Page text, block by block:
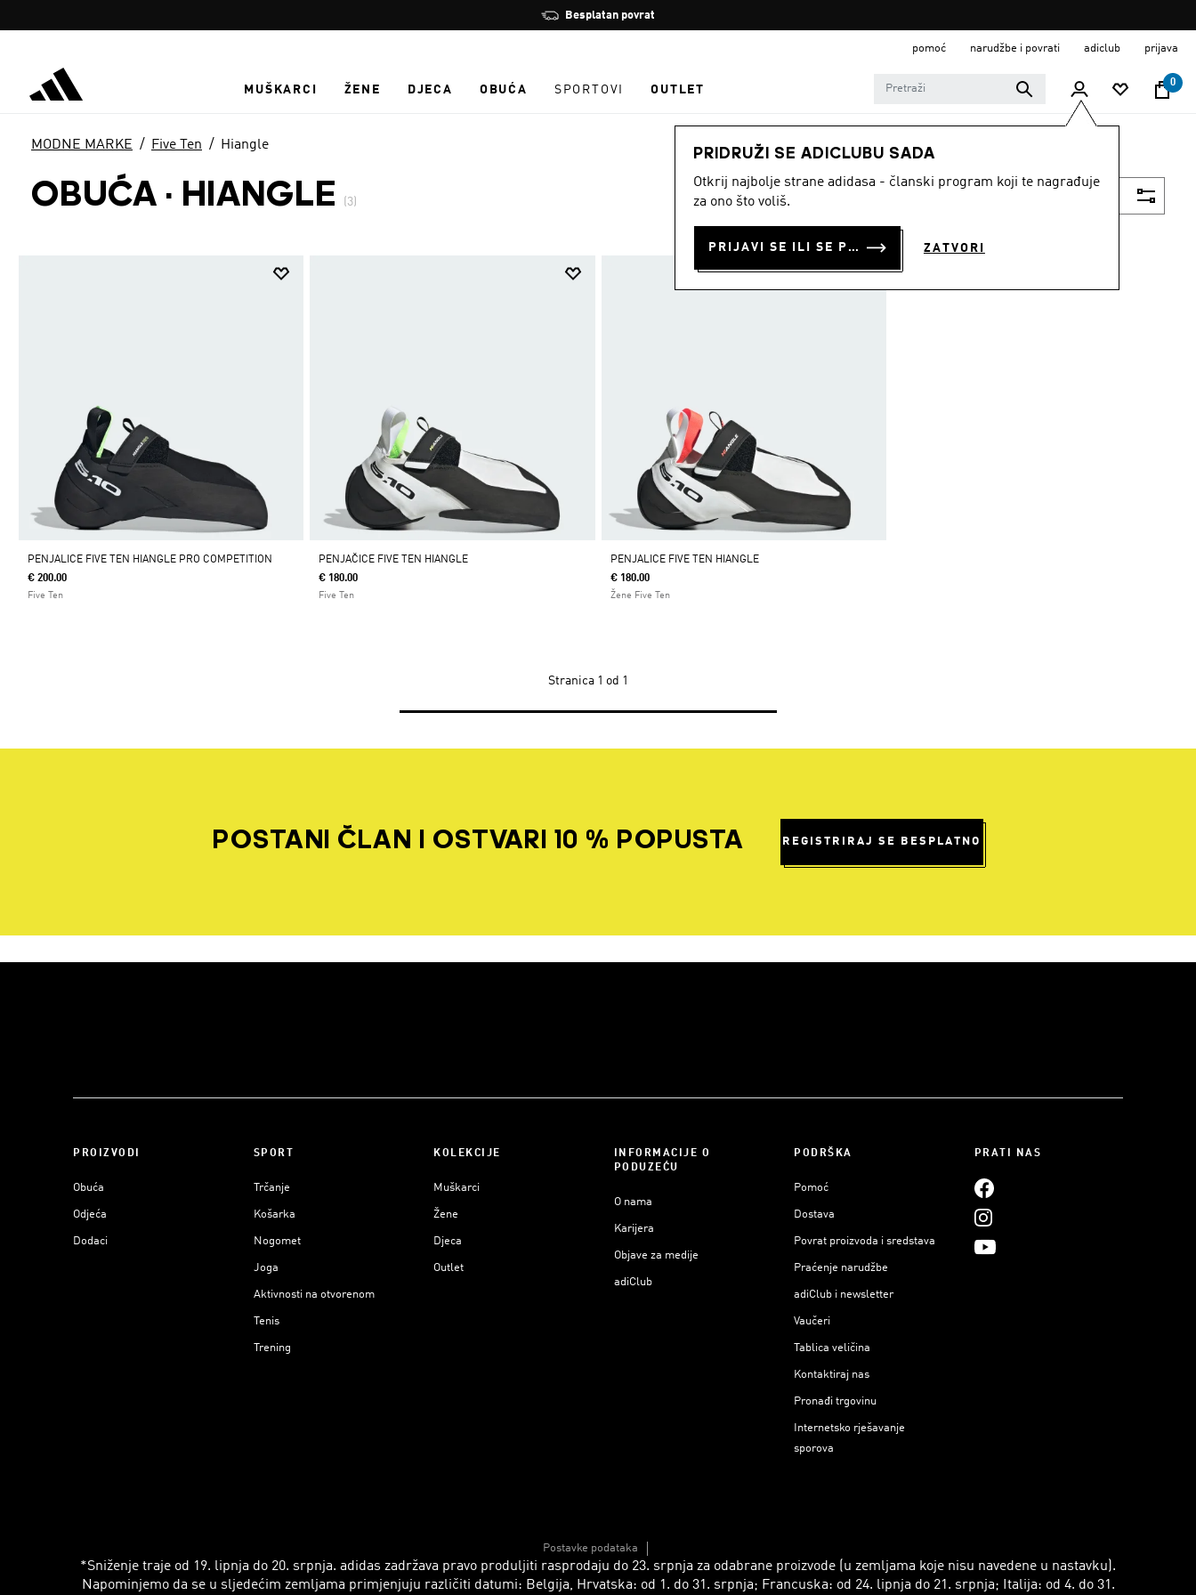
Zaustavi
rotaciju
Besplatan povrat
pomoć narudžbe i povrati adiclub prijava
MUŠKARCI ŽENE DJECA OBUĆA SPORTOVI OUTLET
0
PRIDRUŽI SE ADICLUBU SADA
Otkrij najbolje strane adidasa - članski program koji te nagrađuje
za ono što voliš.
PRIJAVI SE ILI SE PRIDRUŽI SADA ZATVORI
MODNE MARKE Five Ten Hiangle
OBUĆA · HIANGLE (3)
PENJALICE FIVE TEN HIANGLE PRO COMPETITION
€ 200.00
Five Ten
PENJAČICE FIVE TEN HIANGLE
€ 180.00
Five Ten
PENJALICE FIVE TEN HIANGLE
€ 180.00
Žene Five Ten
Stranica 1 od 1
POSTANI ČLAN I OSTVARI 10 % POPUSTA REGISTRIRAJ SE BESPLATNO
PROIZVODI
Obuća
Odjeća
Dodaci
SPORT
Trčanje
Košarka
Nogomet
Joga
Aktivnosti na otvorenom
Tenis
Trening
KOLEKCIJE
Muškarci
Žene
Djeca
Outlet
INFORMACIJE O
PODUZEĆU
O nama
Karijera
Objave za medije
adiClub
PODRŠKA
Pomoć
Dostava
Povrat proizvoda i sredstava
Praćenje narudžbe
adiClub i newsletter
Vaučeri
Tablica veličina
Kontaktiraj nas
Pronađi trgovinu
Internetsko rješavanje
sporova
PRATI NAS
Postavke podataka
*Sniženje traje od 19. lipnja do 20. srpnja. adidas zadržava pravo produljiti rasprodaju do 23. srpnja za odabrane proizvode (u zemljama koje nisu navedene u nastavku).
Napominjemo da se u sljedećim zemljama primjenjuju različiti datumi: Belgija, Hrvatska: od 1. do 31. srpnja; Francuska: od 24. lipnja do 21. srpnja; Italija: od 4. do 31.